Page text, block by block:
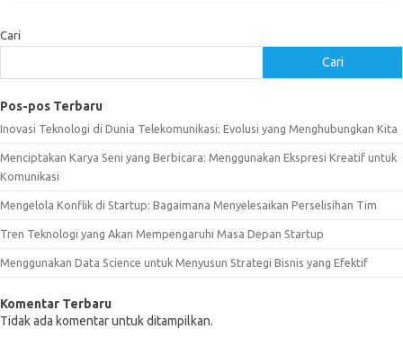
Cari
Cari
Pos-pos Terbaru
Inovasi Teknologi di Dunia Telekomunikasi: Evolusi yang Menghubungkan Kita
Menciptakan Karya Seni yang Berbicara: Menggunakan Ekspresi Kreatif untuk
Komunikasi
Mengelola Konflik di Startup: Bagaimana Menyelesaikan Perselisihan Tim
Tren Teknologi yang Akan Mempengaruhi Masa Depan Startup
Menggunakan Data Science untuk Menyusun Strategi Bisnis yang Efektif
Komentar Terbaru
Tidak ada komentar untuk ditampilkan.